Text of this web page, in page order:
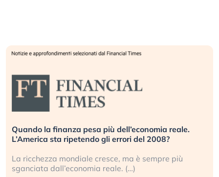
Quando la finanza pesa più dell’economia reale.
L’America sta ripetendo gli errori del 2008?
La ricchezza mondiale cresce, ma è sempre più
sganciata dall’economia reale. (…)